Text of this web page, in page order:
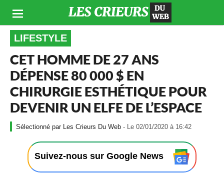
LIFESTYLE
CET HOMME DE 27 ANS
DÉPENSE 80 000 $ EN
CHIRURGIE ESTHÉTIQUE POUR
DEVENIR UN ELFE DE L’ESPACE
Les Crieurs Du Web - Le 02/01/2020 à 16:42
e
2
Suivez-nous sur Google News